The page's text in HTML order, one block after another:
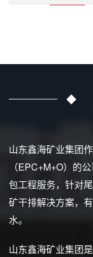
山东鑫海矿业集团
（EPC+M+O）的
包工程服务，针对
矿干排解决方案，
水。
山东鑫海矿业集团